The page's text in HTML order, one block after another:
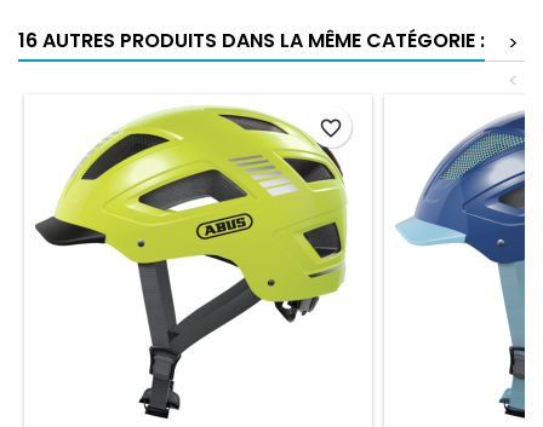
16 AUTRES PRODUITS DANS LA MÊME CATÉGORIE :
>
<
favorite_border